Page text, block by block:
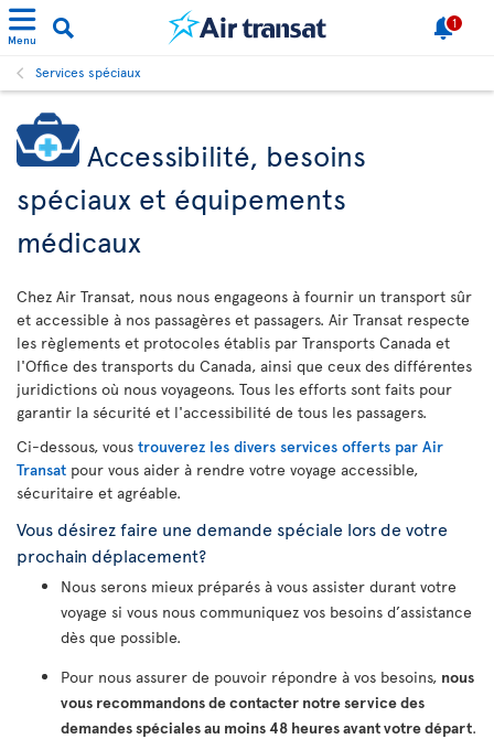
Menu
1
Services spéciaux
Accessibilité, besoins
spéciaux et équipements
médicaux
Chez Air Transat, nous nous engageons à fournir un transport sûr
et accessible à nos passagères et passagers. Air Transat respecte
les règlements et protocoles établis par Transports Canada et
l'Office des transports du Canada, ainsi que ceux des différentes
juridictions où nous voyageons. Tous les efforts sont faits pour
garantir la sécurité et l'accessibilité de tous les passagers.
Ci-dessous, vous trouverez les divers services offerts par Air
Transat pour vous aider à rendre votre voyage accessible,
sécuritaire et agréable.
Vous désirez faire une demande spéciale lors de votre
prochain déplacement?
Nous serons mieux préparés à vous assister durant votre
voyage si vous nous communiquez vos besoins d’assistance
dès que possible.
Pour nous assurer de pouvoir répondre à vos besoins, nous
vous recommandons de contacter notre service des
demandes spéciales au moins 48 heures avant votre départ.